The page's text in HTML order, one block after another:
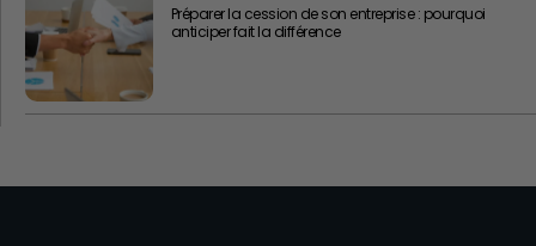
Préparer la cession de son entreprise : pourquoi
anticiper fait la différence